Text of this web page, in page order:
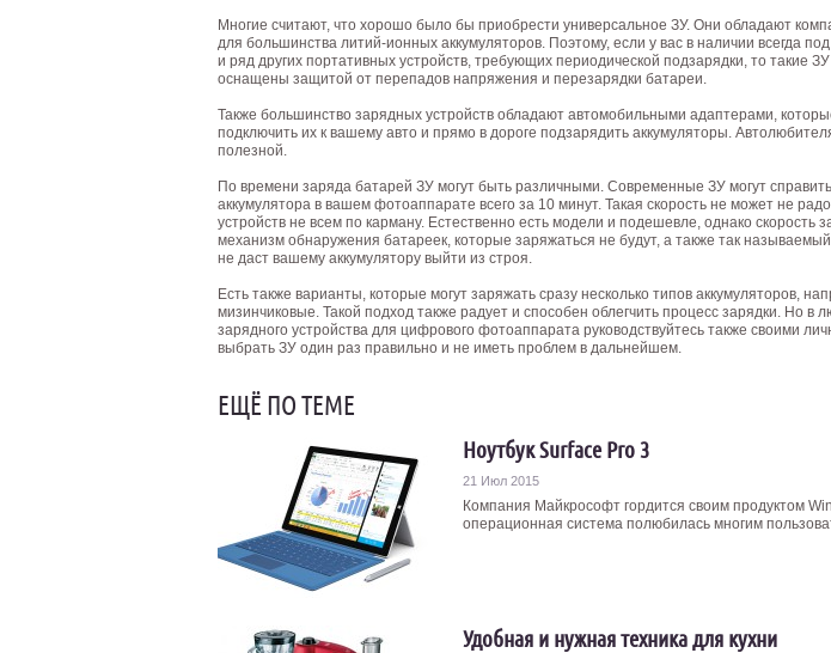
Многие считают, что хорошо было бы приобрести универсальное ЗУ. Они обладают
для большинства литий-ионных аккумуляторов. Поэтому, если у вас в наличии всегда
и ряд других портативных устройств, требующих периодической подзарядки, то такие
оснащены защитой от перепадов напряжения и перезарядки батареи.
Также большинство зарядных устройств обладают автомобильными адаптерами,
подключить их к вашему авто и прямо в дороге подзарядить аккумуляторы.
полезной.
По времени заряда батарей ЗУ могут быть различными. Современные ЗУ могут
аккумулятора в вашем фотоаппарате всего за 10 минут. Такая скорость не может не
устройств не всем по карману. Естественно есть модели и подешевле, однако скорость
механизм обнаружения батареек, которые заряжаться не будут, а также так
не даст вашему аккумулятору выйти из строя.
Есть также варианты, которые могут заряжать сразу несколько типов аккумуляторов,
мизинчиковые. Такой подход также радует и способен облегчить процесс зарядки. Но в
зарядного устройства для цифрового фотоаппарата руководствуйтесь также своими
выбрать ЗУ один раз правильно и не иметь проблем в дальнейшем.
ЕЩЁ ПО ТЕМЕ
Ноутбук Surface Pro 3
21 Июл 2015
Компания Майкрософт гордится своим продуктом
операционная система полюбилась многим
Удобная и нужная техника для кухни